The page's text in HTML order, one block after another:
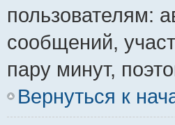
пользователям:
сообщений,
пару минут,
Вернуться к